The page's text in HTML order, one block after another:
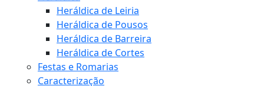
Heráldica de Leiria
Heráldica de Pousos
Heráldica de Barreira
Heráldica de Cortes
Festas e Romarias
Caracterização